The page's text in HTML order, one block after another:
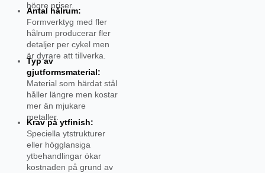
högre priser.
Antal hålrum:
Formverktyg med fler
hålrum producerar fler
detaljer per cykel men
är dyrare att tillverka.
Typ av
gjutformsmaterial:
Material som härdat stål
håller längre men kostar
mer än mjukare
metaller.
Krav på ytfinish:
Speciella ytstrukturer
eller högglansiga
ytbehandlingar ökar
kostnaden på grund av